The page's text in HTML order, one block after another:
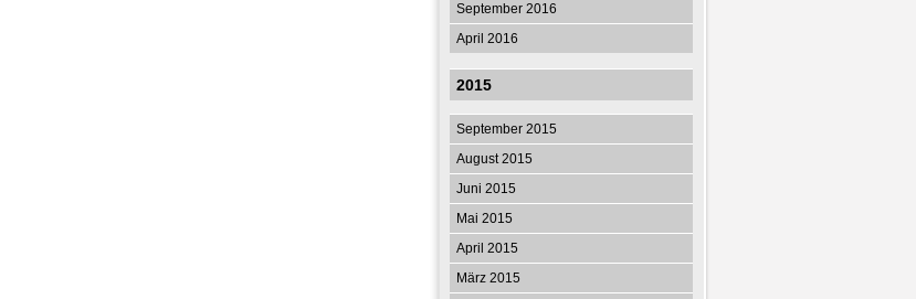
September 2016
April 2016
2015
September 2015
August 2015
Juni 2015
Mai 2015
April 2015
März 2015